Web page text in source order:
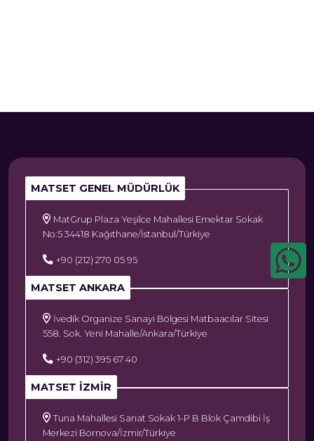
MATSET GENEL MÜDÜRLÜK
MatGrup Plaza Yeşilce Mahallesi Emektar Sokak
No:5 34418 Kağıthane/İstanbul/Türkiye
+90 (212) 270 05 95
MATSET ANKARA
İvedik Organize Sanayi Bölgesi Matbaacılar Sitesi
558. Sok. Yeni Mahalle/Ankara/Türkiye
+90 (312) 395 67 40
MATSET İZMIR
Tuna Mahallesi Sanat Sokak 1-P B Blok Çamdibi İş
Merkezi Bornova/İzmir/Türkiye